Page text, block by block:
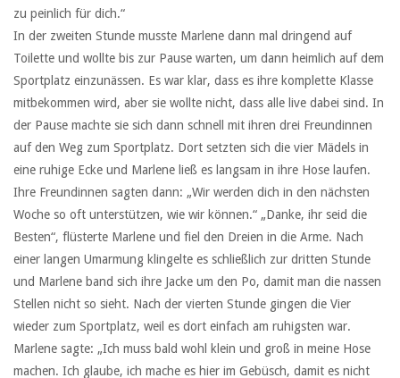
zu peinlich für dich.“
In der zweiten Stunde musste Marlene dann mal dringend auf
Toilette und wollte bis zur Pause warten, um dann heimlich auf dem
Sportplatz einzunässen. Es war klar, dass es ihre komplette Klasse
mitbekommen wird, aber sie wollte nicht, dass alle live dabei sind. In
der Pause machte sie sich dann schnell mit ihren drei Freundinnen
auf den Weg zum Sportplatz. Dort setzten sich die vier Mädels in
eine ruhige Ecke und Marlene ließ es langsam in ihre Hose laufen.
Ihre Freundinnen sagten dann: „Wir werden dich in den nächsten
Woche so oft unterstützen, wie wir können.“ „Danke, ihr seid die
Besten“, flüsterte Marlene und fiel den Dreien in die Arme. Nach
einer langen Umarmung klingelte es schließlich zur dritten Stunde
und Marlene band sich ihre Jacke um den Po, damit man die nassen
Stellen nicht so sieht. Nach der vierten Stunde gingen die Vier
wieder zum Sportplatz, weil es dort einfach am ruhigsten war.
Marlene sagte: „Ich muss bald wohl klein und groß in meine Hose
machen. Ich glaube, ich mache es hier im Gebüsch, damit es nicht